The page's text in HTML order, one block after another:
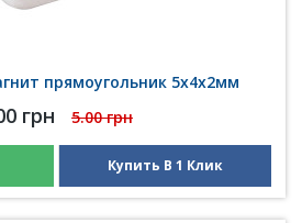
прямоугольник 5х4х2мм
грн 5.00 грн
Купить В 1 Клик